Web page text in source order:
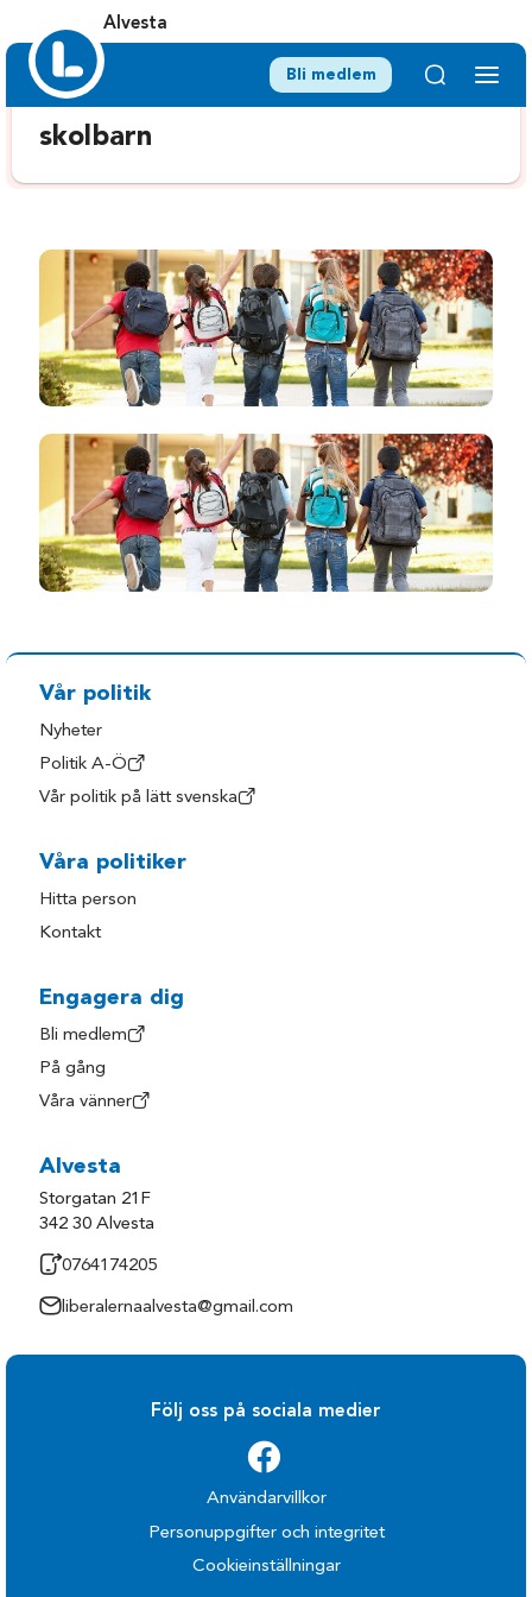
Alvesta
Bli medlem
skolbarn
Vår politik
Nyheter
Politik A-Ö
Vår politik på lätt svenska
Våra politiker
Hitta person
Kontakt
Engagera dig
Bli medlem
På gång
Våra vänner
Alvesta
Storgatan 21F
342 30 Alvesta
0764174205
liberalernaalvesta@gmail.com
Följ oss på sociala medier
Användarvillkor
Personuppgifter och integritet
Cookieinställningar